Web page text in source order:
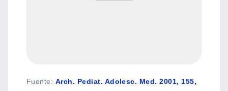
Fuente: Arch. Pediat. Adolesc. Med. 2001, 155,